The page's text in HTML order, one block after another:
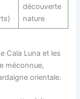
découverte
nature
Cala Luna et les
méconnue,
orientale.